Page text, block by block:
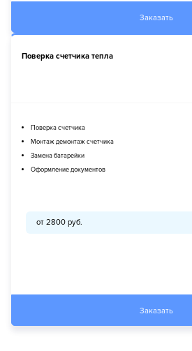
Заказать
Поверка счетчика тепла
Поверка счетчика
Монтаж демонтаж счетчика
Замена батарейки
Оформление документов
от 2800 руб.
Заказать